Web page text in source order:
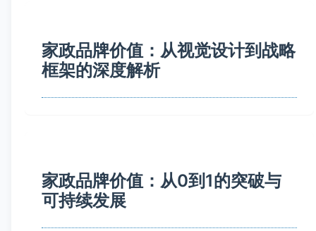
家政品牌价值：从视觉设计到战略
框架的深度解析
家政品牌价值：从0到1的突破与
可持续发展